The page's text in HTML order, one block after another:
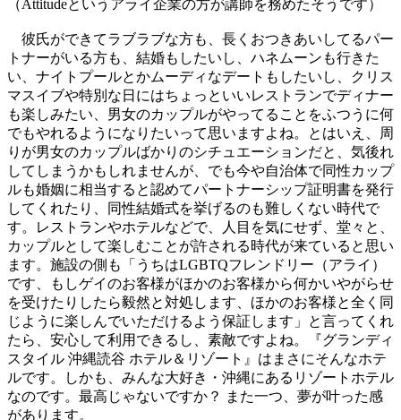
（Attitudeというアライ企業の方が講師を務めたそうです）
彼氏ができてラブラブな方も、長くおつきあいしてるパー
トナーがいる方も、結婚もしたいし、ハネムーンも行きた
い、ナイトプールとかムーディなデートもしたいし、クリス
マスイブや特別な日にはちょっといいレストランでディナー
も楽しみたい、男女のカップルがやってることをふつうに何
でもやれるようになりたいって思いますよね。とはいえ、周
りが男女のカップルばかりのシチュエーションだと、気後れ
してしまうかもしれませんが、でも今や自治体で同性カップ
ルも婚姻に相当すると認めてパートナーシップ証明書を発行
してくれたり、同性結婚式を挙げるのも難しくない時代で
す。レストランやホテルなどで、人目を気にせず、堂々と、
カップルとして楽しむことが許される時代が来ていると思い
ます。施設の側も「うちはLGBTQフレンドリー（アライ）
です、もしゲイのお客様がほかのお客様から何かいやがらせ
を受けたりしたら毅然と対処します、ほかのお客様と全く同
じように楽しんでいただけるよう保証します」と言ってくれ
たら、安心して利用できるし、素敵ですよね。『グランディ
スタイル 沖縄読谷 ホテル＆リゾート』はまさにそんなホテ
ルです。しかも、みんな大好き・沖縄にあるリゾートホテル
なのです。最高じゃないですか？ また一つ、夢が叶った感
があります。